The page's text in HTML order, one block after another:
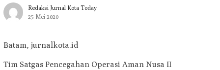
Redaksi Jurnal Kota Today
25 Mei 2020
Batam, jurnalkota.id
Tim Satgas Pencegahan Operasi Aman Nusa II